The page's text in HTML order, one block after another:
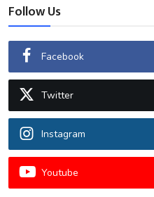
Follow Us
Facebook
Twitter
Instagram
Youtube